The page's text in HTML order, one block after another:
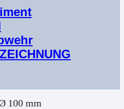
100 mm